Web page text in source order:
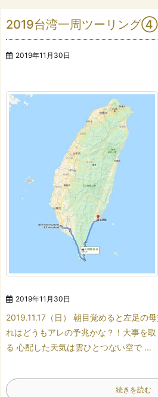
2019台湾一周ツーリング④
2019年11月30日
2019年11月30日
2019.11.17（日） 朝目覚めると 左足の
れはどうもアレの予兆かな？！ 大事を取
る 心配した天気は雲ひとつない空で ...
続きを読む